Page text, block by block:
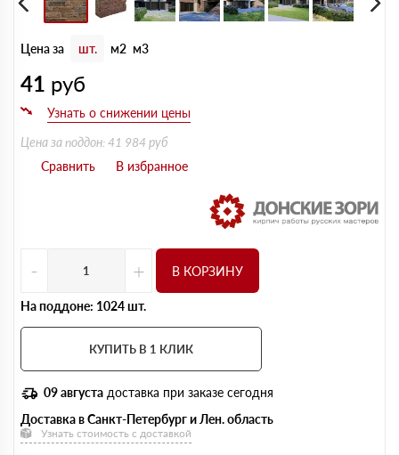
Цена за шт. м2 м3
41 руб
Цена за поддон: 41 984 руб
- + В КОРЗИНУ
На поддоне: 1024 шт.
КУПИТЬ В 1 КЛИК
09 августа доставка при заказе сегодня
Доставка в Санкт-Петербург и Лен. область
Узнать стоимость с доставкой